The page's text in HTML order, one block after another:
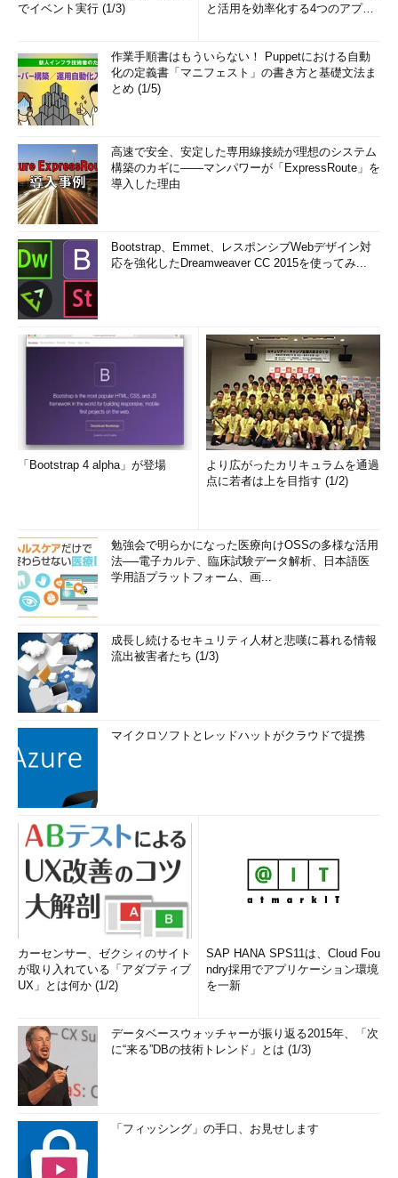
でイベント実行 (1/3)
と活用を効率化する4つのアプリ
作業手順書はもういらない！ Puppetにおける自動
化の定義書「マニフェスト」の書き方と基礎文法ま
とめ (1/5)
高速で安全、安定した専用線接続が理想のシステム
構築のカギに――マンパワーが「ExpressRoute」を
導入した理由
Bootstrap、Emmet、レスポンシブWebデザイン対
応を強化したDreamweaver CC 2015を使ってみ...
「Bootstrap 4 alpha」が登場
より広がったカリキュラムを通過
点に若者は上を目指す (1/2)
勉強会で明らかになった医療向けOSSの多様な活用
法──電子カルテ、臨床試験データ解析、日本語医
学用語プラットフォーム、画...
成長し続けるセキュリティ人材と悲嘆に暮れる情報
流出被害者たち (1/3)
マイクロソフトとレッドハットがクラウドで提携
カーセンサー、ゼクシィのサイト
が取り入れている「アダプティブ
UX」とは何か (1/2)
SAP HANA SPS11は、Cloud Fou
ndry採用でアプリケーション環境
を一新
データベースウォッチャーが振り返る2015年、「次
に“来る”DBの技術トレンド」とは (1/3)
「フィッシング」の手口、お見せします